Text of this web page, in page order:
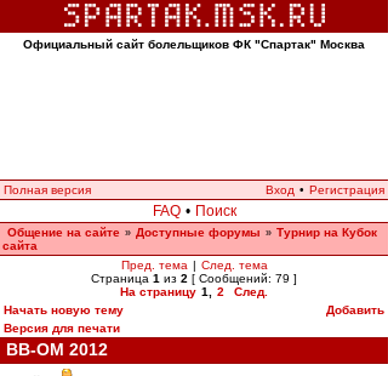
Официальный сайт болельщиков ФК "Спартак" Москва
Полная версия Вход • Регистрация
FAQ • Поиск
Общение на сайте » Доступные форумы » Турнир на Кубок
сайта
Пред. тема | След. тема
Страница 1 из 2 [ Сообщений: 79 ]
На страницу 1 2
След.
Начать новую тему
Добавить
Версия для печати
ВВ-ОМ 2012